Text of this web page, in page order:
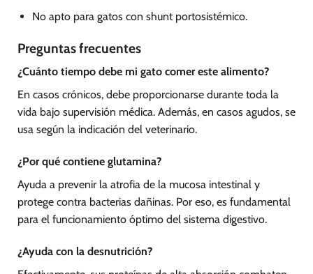
No apto para gatos con shunt portosistémico.
Preguntas frecuentes
¿Cuánto tiempo debe mi gato comer este alimento?
En casos crónicos, debe proporcionarse durante toda la
vida bajo supervisión médica. Además, en casos agudos, se
usa según la indicación del veterinario.
¿Por qué contiene glutamina?
Ayuda a prevenir la atrofia de la mucosa intestinal y
protege contra bacterias dañinas. Por eso, es fundamental
para el funcionamiento óptimo del sistema digestivo.
¿Ayuda con la desnutrición?